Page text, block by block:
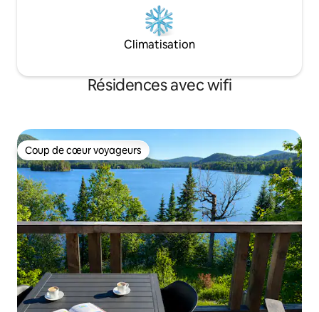
Climatisation
Résidences avec wifi
Coup de cœur voyageurs
Coup de cœur voyageurs